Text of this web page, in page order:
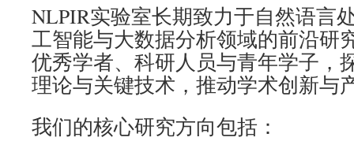
NLPIR实验室长期致力于自然语言
工智能与大数据分析领域的前沿研
优秀学者、科研人员与青年学子，
理论与关键技术，推动学术创新与
我们的核心研究方向包括：